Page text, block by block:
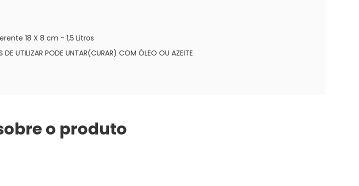
18 X 8 cm - 1,5 Litros
UTILIZAR PODE UNTAR(CURAR) COM ÓLEO OU AZEITE
o produto